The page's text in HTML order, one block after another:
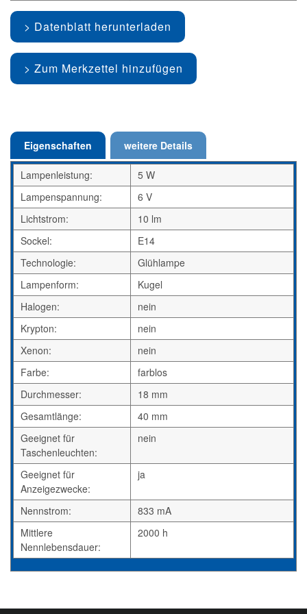
Datenblatt herunterladen
Zum Merkzettel hinzufügen
Eigenschaften weitere Details
Lampenleistung:
5 W
Lampenspannung:
6 V
Lichtstrom:
10 lm
Sockel:
E14
Technologie:
Glühlampe
Lampenform:
Kugel
Halogen:
nein
Krypton:
nein
Xenon:
nein
Farbe:
farblos
Durchmesser:
18 mm
Gesamtlänge:
40 mm
Geeignet für
Taschenleuchten:
nein
Geeignet für
Anzeigezwecke:
ja
Nennstrom:
833 mA
Mittlere
Nennlebensdauer:
2000 h